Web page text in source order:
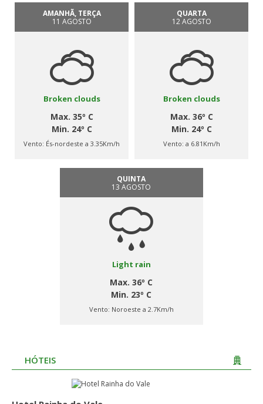
AMANHÃ, TERÇA
11 AGOSTO
Broken clouds
Max. 35º C
Min. 24º C
Vento: És-nordeste a 3.35Km/h
QUARTA
12 AGOSTO
Broken clouds
Max. 36º C
Min. 24º C
Vento: a 6.81Km/h
QUINTA
13 AGOSTO
Light rain
Max. 36º C
Min. 23º C
Vento: Noroeste a 2.7Km/h
HÓTEIS